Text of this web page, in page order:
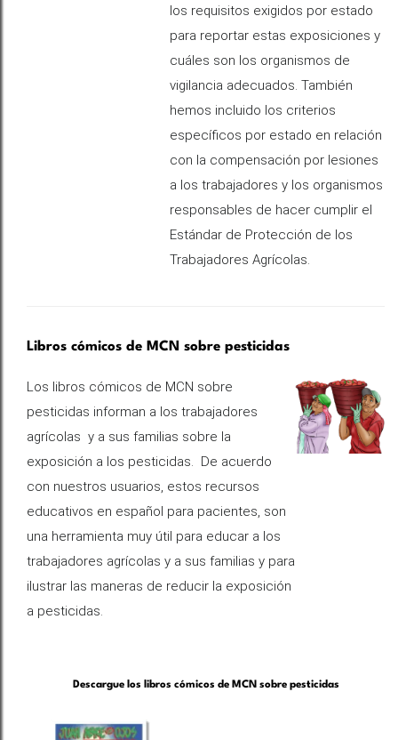
los requisitos exigidos por estado
para reportar estas exposiciones y
cuáles son los organismos de
vigilancia adecuados. También
hemos incluido los criterios
específicos por estado en relación
con la compensación por lesiones
a los trabajadores y los organismos
responsables de hacer cumplir el
Estándar de Protección de los
Trabajadores Agrícolas.
Libros cómicos de MCN sobre pesticidas
Los libros cómicos de MCN sobre
pesticidas informan a los trabajadores
agrícolas y a sus familias sobre la
exposición a los pesticidas. De acuerdo
con nuestros usuarios, estos recursos
educativos en español para pacientes, son
una herramienta muy útil para educar a los
trabajadores agrícolas y a sus familias y para
ilustrar las maneras de reducir la exposición
a pesticidas.
Descargue los libros cómicos de MCN sobre pesticidas